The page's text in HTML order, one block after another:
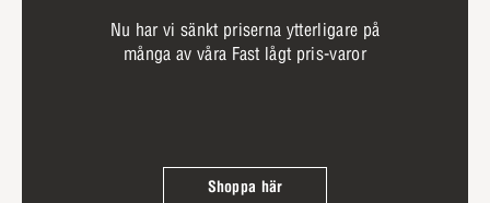
Nu har vi sänkt priserna ytterligare på
många av våra Fast lågt pris-varor
Shoppa här